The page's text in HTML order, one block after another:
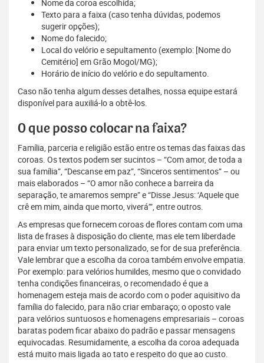
Nome da coroa escolhida;
Texto para a faixa (caso tenha dúvidas, podemos
sugerir opções);
Nome do falecido;
Local do velório e sepultamento (exemplo: [Nome do
Cemitério] em Grão Mogol/MG);
Horário de início do velório e do sepultamento.
Caso não tenha algum desses detalhes, nossa equipe estará
disponível para auxiliá-lo a obtê-los.
O que posso colocar na faixa?
Família, parceria e religião estão entre os temas das faixas das
coroas. Os textos podem ser sucintos – “Com amor, de toda a
sua família”, “Descanse em paz”, “Sinceros sentimentos” – ou
mais elaborados – “O amor não conhece a barreira da
separação, te amaremos sempre” e “Disse Jesus: ‘Aquele que
crê em mim, ainda que morto, viverá’”, entre outros.
As empresas que fornecem coroas de flores contam com uma
lista de frases à disposição do cliente, mas ele tem liberdade
para enviar um texto personalizado, se for de sua preferência.
Vale lembrar que a escolha da coroa também envolve empatia.
Por exemplo: para velórios humildes, mesmo que o convidado
tenha condições financeiras, o recomendado é que a
homenagem esteja mais de acordo com o poder aquisitivo da
família do falecido, para não criar embaraço; o oposto vale
para velórios suntuosos e homenagens empresariais – coroas
baratas podem ficar abaixo do padrão e passar mensagens
equivocadas. Resumidamente, a escolha da coroa adequada
está muito mais ligada ao tato e respeito do que ao custo.